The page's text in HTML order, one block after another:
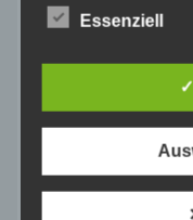
Februar 2025
Januar 2025
auf welche
betroffenen
können,
und
Maßnahmen
Essenziell